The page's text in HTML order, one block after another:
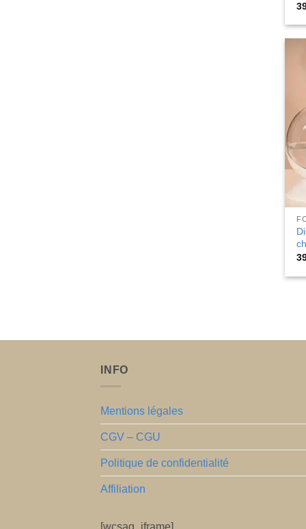
INFO
Mentions légales
CGV – CGU
Politique de confidentialité
Affiliation